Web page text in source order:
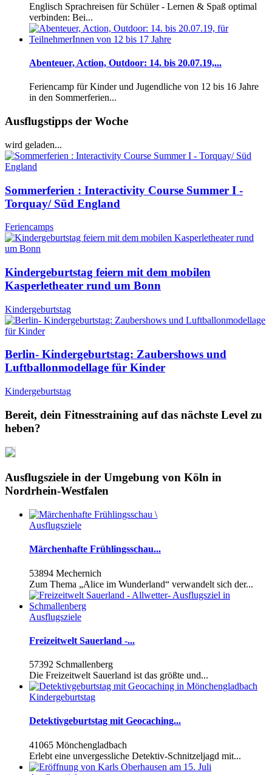
Englisch Sprachreisen für Schüler - Lernen & Spaß optimal
verbinden: Bei...
Abenteuer, Action, Outdoor: 14. bis 20.07.19,...
Feriencamp für Kinder und Jugendliche von 12 bis 16 Jahre
in den Sommerferien...
Ausflugstipps der Woche
wird geladen...
Sommerferien : Interactivity Course Summer I -
Torquay/ Süd England
Feriencamps
Kindergeburtstag feiern mit dem mobilen
Kasperletheater rund um Bonn
Kindergeburtstag
Berlin- Kindergeburtstag: Zaubershows und
Luftballonmodellage für Kinder
Kindergeburtstag
Bereit, dein Fitnesstraining auf das nächste Level zu
heben?
Ausflugsziele in der Umgebung von Köln in
Nordrhein-Westfalen
Ausflugsziele
Märchenhafte Frühlingsschau...
53894 Mechernich
Zum Thema „Alice im Wunderland“ verwandelt sich der...
Ausflugsziele
Freizeitwelt Sauerland -...
57392 Schmallenberg
Die Freizeitwelt Sauerland ist das größte und...
Kindergeburtstag
Detektivgeburtstag mit Geocaching...
41065 Mönchengladbach
Erlebt eine unvergessliche Detektiv-Schnitzeljagd mit...